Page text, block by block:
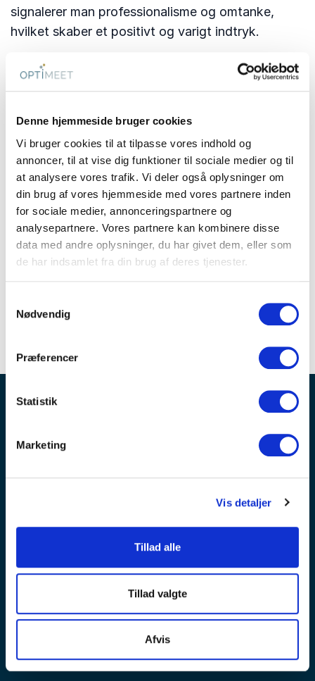
Denne hjemmeside bruger cookies
Vi bruger cookies til at tilpasse vores indhold og
annoncer, til at vise dig funktioner til sociale medier og til
at analysere vores trafik. Vi deler også oplysninger om
din brug af vores hjemmeside med vores partnere inden
for sociale medier, annonceringspartnere og
analysepartnere. Vores partnere kan kombinere disse
data med andre oplysninger, du har givet dem, eller som
de har indsamlet fra din brug af deres tjenester.
Nødvendig
Præferencer
Statistik
Marketing
Vis detaljer
Tillad alle
Tillad valgte
Afvis
signalerer man professionalisme og omtanke,
hvilket skaber et positivt og varigt indtryk.
Som ISO 9001- og ISO 14001-certificeret
virksomhed arbejder Coredesign systematisk med
får en samarbejdspartner, der leverer med
omtanke – både for kundens virksomhed og for
verden omkring. Coredesigns rådgivning bygger
på erfaring, indsigt og en oprigtig interesse i at
finde løsninger, der skaber værdi.
Coredesign er ny partner på Optimeet.dk.
Bliv inspireret – OPTIMEET nyhedsbrev er
fyldt med tips, trends og tendenser
Modtag invitationer til spændende arrangementer og
idéer til planlægning af møder og events
Tilmeld nyhedsbrev